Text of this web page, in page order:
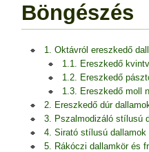
Böngészés
1. Oktávról ereszkedő
1.1. Ereszkedő
1.2. Ereszkedő
1.3. Ereszkedő moll
2. Ereszkedő dúr
3. Pszalmodizáló stílusú
4. Sirató stílusú dallamok
5. Rákóczi dallamkör és